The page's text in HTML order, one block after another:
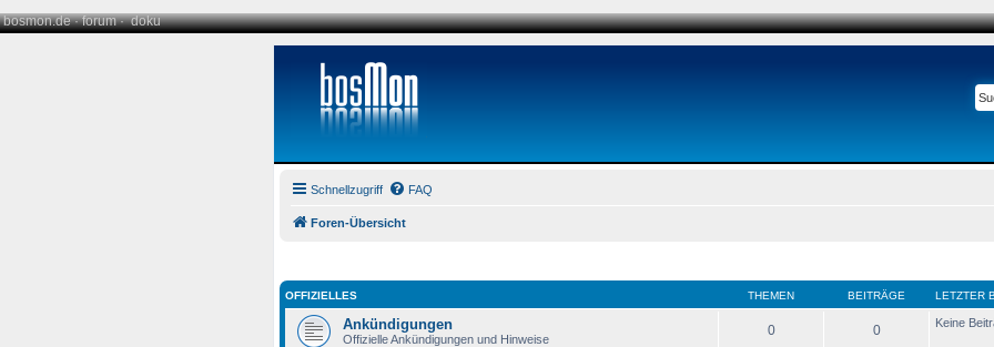
bosmon.de·forum·doku
Schnellzugriff FAQ
Foren-Übersicht
OFFIZIELLES THEMEN BEITRÄGE LETZTER
Ankündigungen
Offizielle Ankündigungen und Hinweise
0 0 Keine